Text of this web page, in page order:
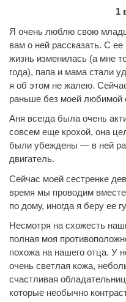
1
Я очень люблю свою
вам о ней рассказать. С
жизнь изменилась (а мне
года), папа и мама стали
я об этом не жалею.
раньше без моей любимой
Аня всегда была очень
совсем еще крохой, она
были убеждены — в ней
двигатель.
Сейчас моей сестренке
время мы проводим
по дому, иногда я беру ее
Несмотря на схожесть
полная моя
похожа на нашего отца. У
очень светлая кожа,
счастливая
которые необычно